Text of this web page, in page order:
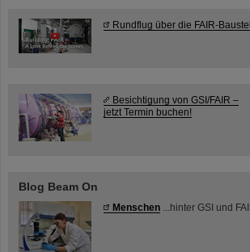
Rundflug über die FAIR-
Besichtigung von GSI/FAIR –
jetzt Termin buchen!
Blog Beam On
Menschen ...hinter GSI und